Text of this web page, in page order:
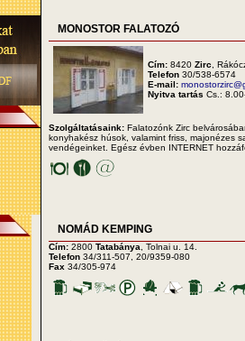
MONOSTOR FALATOZÓ
Cím: 8420 Zirc,
Telefon 30/538-6574
E-mail:
Nyitva tartás Cs.:
Szolgáltatásaink: Falatozónk Zirc
konyhakész húsok, valamint friss, majonézes
vendégeinket. Egész évben INTERNET
NOMÁD KEMPING
Cím: 2800 Tatabánya, Tolnai u. 14.
Telefon 34/311-507, 20/9359-080
Fax 34/305-974